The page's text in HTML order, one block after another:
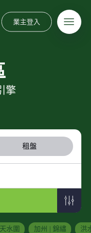
業主登入
擎
租盤
天水圍 加州 | 錦繡 洪